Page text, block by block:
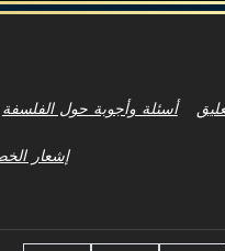
أسئلة وأجوبة حول الفلسفة
إشعار